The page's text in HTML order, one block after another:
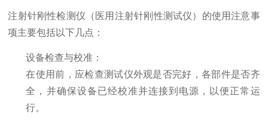
注射针刚性检测仪（医用注射针刚性测试仪）的使用注意事
项主要包括以下几点：
设备检查与校准 ：
在使用前，应检查测试仪外观是否完好，各部件是否齐
全，并确保设备已经校准并连接到电源，以便正常运
行。